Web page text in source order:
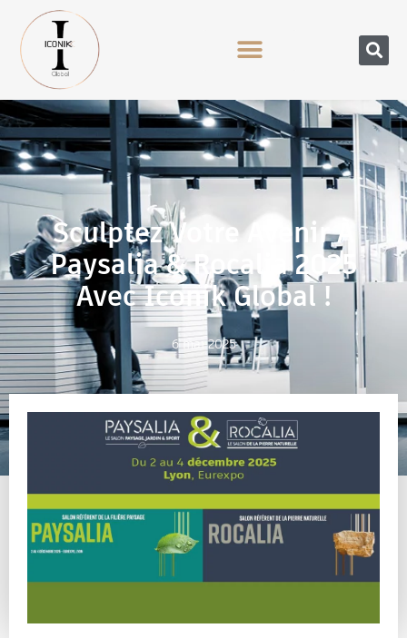
Sculptez Votre Avenir À
Paysalia & Rocalia 2025
Avec Iconik Global !
6 mai 2025